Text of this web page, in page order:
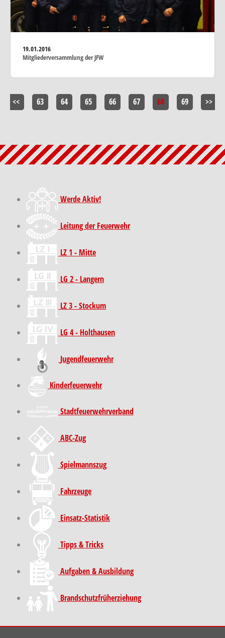
19.01.2016
Mitgliederversammlung der JFW
<< 63 64 65 66 67 68 69 >>
Werde Aktiv!
Leitung der Feuerwehr
LZ 1 - Mitte
LG 2 - Langern
LZ 3 - Stockum
LG 4 - Holthausen
Jugendfeuerwehr
Kinder­feuer­wehr
Stadt­feuer­wehr­verband
ABC-Zug
Spielmannszug
Fahrzeuge
Einsatz-Statistik
Tipps & Tricks
Aufgaben & Ausbildung
Brand­schutz­früh­erziehung